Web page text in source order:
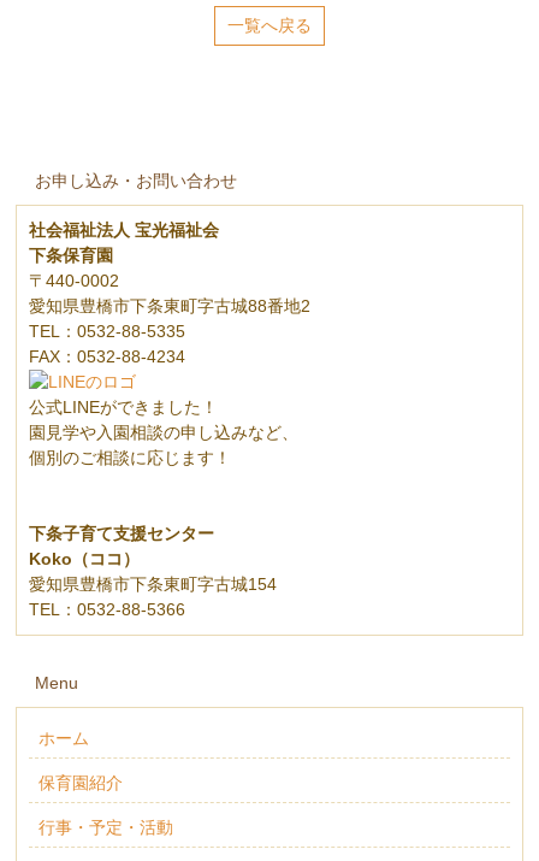
一覧へ戻る
お申し込み・お問い合わせ
社会福祉法人 宝光福祉会
下条保育園
〒440-0002
愛知県豊橋市下条東町字古城88番地2
TEL：0532-88-5335
FAX：0532-88-4234
公式LINEができました！
園見学や入園相談の申し込みなど、
個別のご相談に応じます！
下条子育て支援センター
Koko（ココ）
愛知県豊橋市下条東町字古城154
TEL：0532-88-5366
Menu
ホーム
保育園紹介
行事・予定・活動